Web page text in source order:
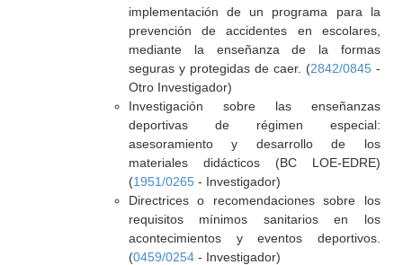
implementación de un programa para la
prevención de accidentes en escolares,
mediante la enseñanza de la formas
seguras y protegidas de caer. (2842/0845-
Otro Investigador)
Investigación sobre las enseñanzas
deportivas de régimen especial:
asesoramiento y desarrollo de los
materiales didácticos (BC LOE-EDRE)
(1951/0265- Investigador)
Directrices o recomendaciones sobre los
requisitos mínimos sanitarios en los
acontecimientos y eventos deportivos.
(0459/0254- Investigador)